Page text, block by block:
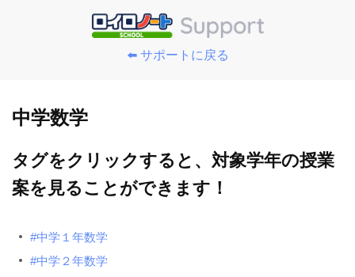
⬅️ サポートに戻る
中学数学
タグをクリックすると、対象学年の授業
案を見ることができます！
#中学１年数学
#中学２年数学